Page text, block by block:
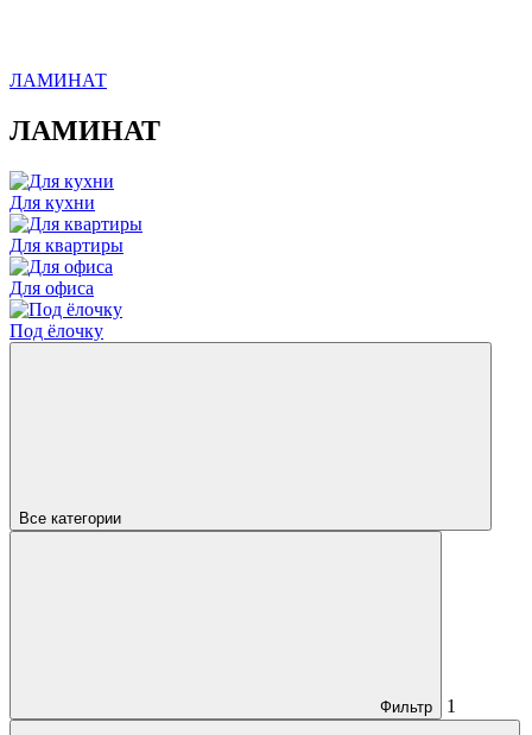
ЛАМИНАТ
ЛАМИНАТ
Для кухни
Для квартиры
Для офиса
Под ёлочку
Все категории
Фильтр 1